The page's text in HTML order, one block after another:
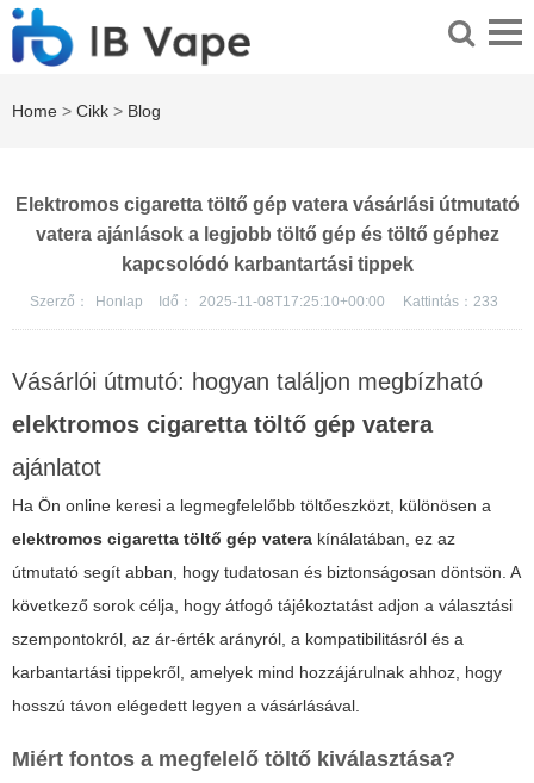
Home > Cikk > Blog
Elektromos cigaretta töltő gép vatera vásárlási útmutató
vatera ajánlások a legjobb töltő gép és töltő géphez
kapcsolódó karbantartási tippek
Szerző： Honlap Idő： 2025-11-08T17:25:10+00:00 Kattintás： 233
Vásárlói útmutó: hogyan találjon megbízható
elektromos cigaretta töltő gép vatera
ajánlatot
Ha Ön online keresi a legmegfelelőbb töltőeszközt, különösen a
elektromos cigaretta töltő gép vatera kínálatában, ez az
útmutató segít abban, hogy tudatosan és biztonságosan döntsön. A
következő sorok célja, hogy átfogó tájékoztatást adjon a választási
szempontokról, az ár-érték arányról, a kompatibilitásról és a
karbantartási tippekről, amelyek mind hozzájárulnak ahhoz, hogy
hosszú távon elégedett legyen a vásárlásával.
Miért fontos a megfelelő töltő kiválasztása?